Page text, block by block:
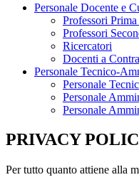
Personale Docente e
Professori Prima
Professori
Ricercatori
Docenti a
Personale Tecnico-
Personale
Personale
Personale
PRIVACY
Per tutto quanto attiene alla